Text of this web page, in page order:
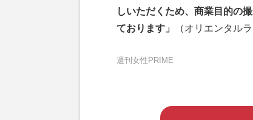
しいただくため、商業目的の
ております」
（オリエンタル
週刊女性PRIME